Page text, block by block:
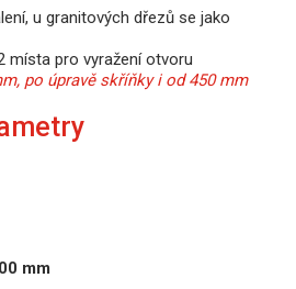
u granitových dřezů se jako
místa pro vyražení otvoru
po úpravě skříňky i od 450 mm
mm